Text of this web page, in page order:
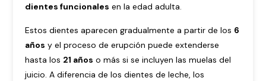
dientes funcionales en la edad adulta.
Estos dientes aparecen gradualmente a partir de los 6
años y el proceso de erupción puede extenderse
hasta los 21 años o más si se incluyen las muelas del
juicio. A diferencia de los dientes de leche, los